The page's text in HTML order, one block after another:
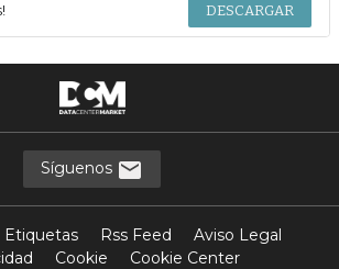
DESCARGAR
Síguenos
Etiquetas Rss Feed
Aviso Legal
Cookie Cookie Center